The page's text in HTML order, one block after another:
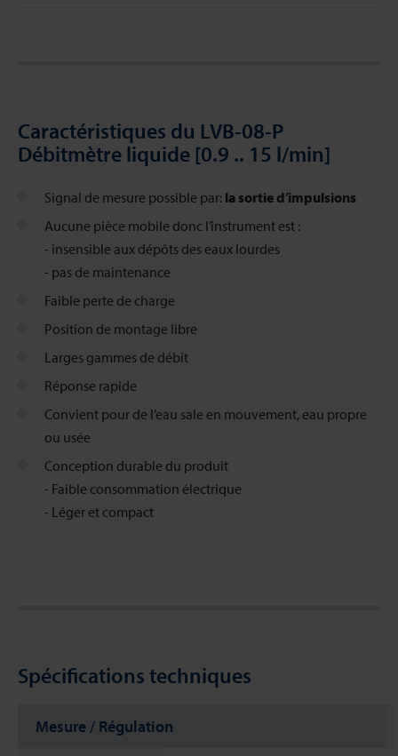
Caractéristiques du LVB-08-P
Débitmètre liquide [0.9 .. 15 l/min]
Signal de mesure possible par: la sortie d’impulsions
Aucune pièce mobile donc l’instrument est :
- insensible aux dépôts des eaux lourdes
- pas de maintenance
Faible perte de charge
Position de montage libre
Larges gammes de débit
Réponse rapide
Convient pour de l’eau sale en mouvement, eau propre
ou usée
Conception durable du produit
- Faible consommation électrique
- Léger et compact
Spécifications techniques
Mesure / Régulation